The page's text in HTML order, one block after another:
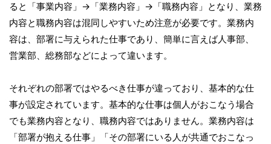
ると「事業内容」→「業務内容」→「職務内容」となり、業務
内容と職務内容は混同しやすいため注意が必要です。業務内
容は、部署に与えられた仕事であり、簡単に言えば人事部、
営業部、総務部などによって違います。
それぞれの部署ではやるべき仕事が違っており、基本的な仕
事が設定されています。基本的な仕事は個人がおこなう場合
でも業務内容となり、職務内容ではありません。業務内容は
「部署が抱える仕事」「その部署にいる人が共通でおこなっ